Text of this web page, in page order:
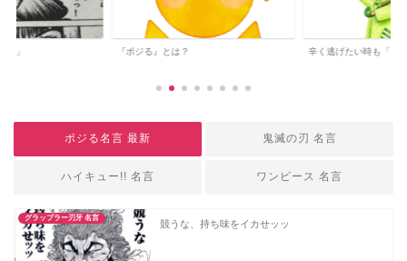
る」 『ポジる』とは？ 辛く逃げたい時も「ポ
ポジる名言 最新 鬼滅の刃 名言
ハイキュー!! 名言 ワンピース 名言
グラップラー刃牙 名言
競うな、持ち味をイカせッッ